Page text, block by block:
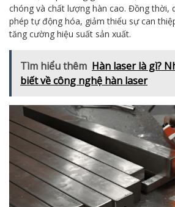
chóng và chất lượng hàn cao. Đồng thời,
phép tự động hóa, giảm thiểu sự can
tăng cường hiệu suất sản xuất.
Tìm hiểu thêm Hàn laser là gì?
biết về công nghệ hàn laser